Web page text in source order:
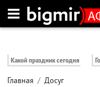
Какой праздник сегодня
Главная Досуг